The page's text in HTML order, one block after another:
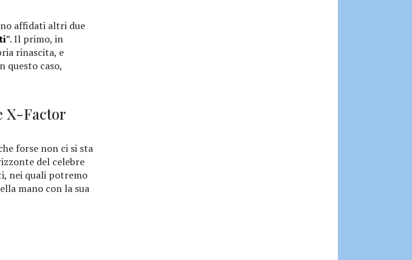
affidati altri due
”. Il primo, in
rinascita, e
questo caso,
X-Factor
forse non ci si sta
del celebre
nei quali potremo
mano con la sua